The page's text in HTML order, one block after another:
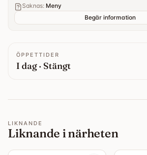
Saknas: Meny
Begär information
ÖPPETTIDER
I dag · Stängt
LIKNANDE
Liknande i närheten